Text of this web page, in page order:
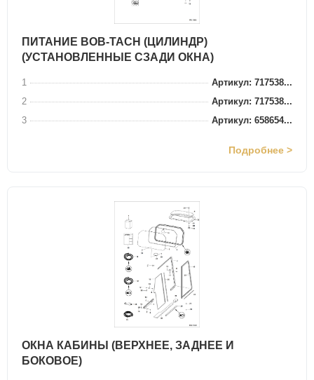
ПИТАНИЕ BOB-TACH (ЦИЛИНДР)
(УСТАНОВЛЕННЫЕ СЗАДИ ОКНА)
1
Артикул: 717538...
2
Артикул: 717538...
3
Артикул: 658654...
Подробнее >
ОКНА КАБИНЫ (ВЕРХНЕЕ, ЗАДНЕЕ И
БОКОВОЕ)